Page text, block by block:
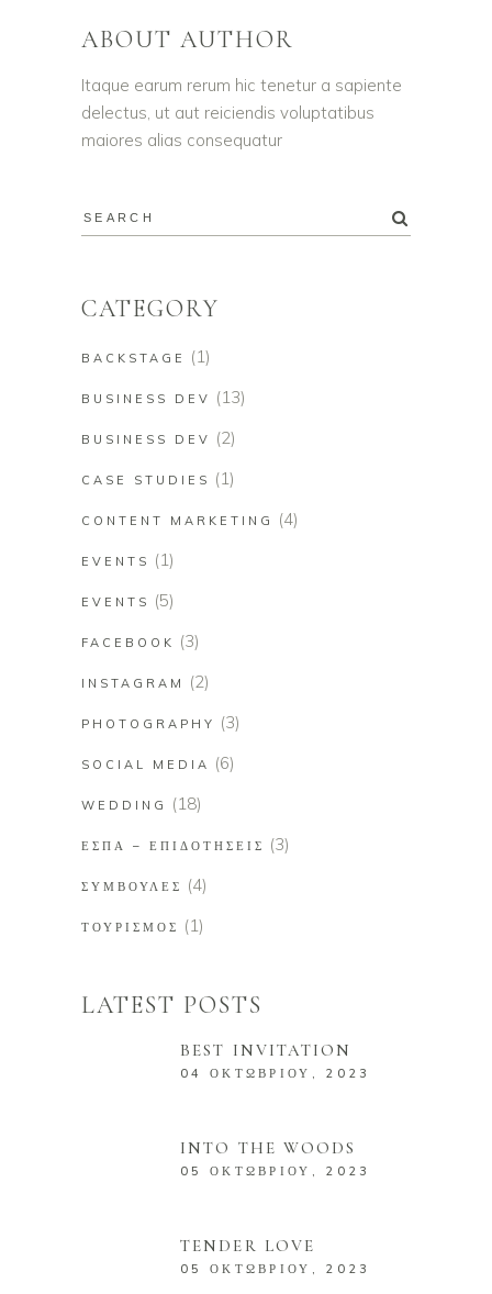
ABOUT AUTHOR
Itaque earum rerum hic tenetur a sapiente
delectus, ut aut reiciendis voluptatibus
maiores alias consequatur
CATEGORY
BACKSTAGE (1)
BUSINESS DEV (13)
BUSINESS DEV (2)
CASE STUDIES (1)
CONTENT MARKETING (4)
EVENTS (1)
EVENTS (5)
FACEBOOK (3)
INSTAGRAM (2)
PHOTOGRAPHY (3)
SOCIAL MEDIA (6)
WEDDING (18)
ΕΣΠΑ – ΕΠΙΔΟΤΉΣΕΙΣ (3)
ΣΥΜΒΟΥΛΈΣ (4)
ΤΟΥΡΙΣΜΌΣ (1)
LATEST POSTS
BEST INVITATION
04 ΟΚΤΩΒΡΊΟΥ, 2023
INTO THE WOODS
05 ΟΚΤΩΒΡΊΟΥ, 2023
TENDER LOVE
05 ΟΚΤΩΒΡΊΟΥ, 2023